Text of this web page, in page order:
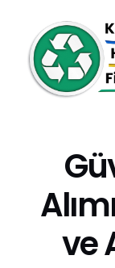
content
ve